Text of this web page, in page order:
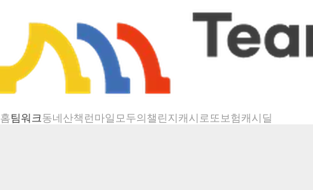
홈팀워크동네산책 런마일모두의챌린지캐시로또보험캐시딜
챌린지 상세